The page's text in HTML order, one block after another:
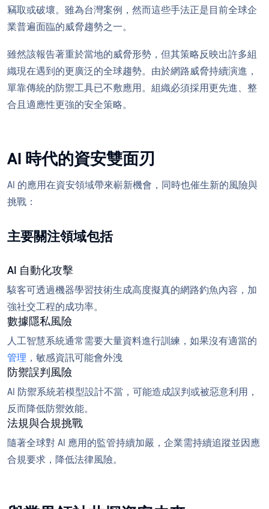
竊取或破壞。雖為台灣案例，然而這些手法正是目前全球企
業普遍面臨的威脅趨勢之一。
雖然該報告著重於當地的威脅形勢，但其策略反映出許多組
織現在遇到的更廣泛的全球趨勢。由於網路威脅持續演進，
單靠傳統的防禦工具已不敷應用。組織必須採用更先進、整
合且適應性更強的安全策略。
AI 時代的資安雙面刃
AI 的應用在資安領域帶來嶄新機會，同時也催生新的風險與
挑戰：
主要關注領域包括
AI 自動化攻擊
駭客可透過機器學習技術生成高度擬真的網路釣魚內容，加
強社交工程的成功率。
數據隱私風險
人工智慧系統通常需要大量資料進行訓練，如果沒有適當的
管理 ，敏感資訊可能會外洩
防禦誤判風險
AI 防禦系統若模型設計不當，可能造成誤判或被惡意利用，
反而降低防禦效能。
法規與合規挑戰
隨著全球對 AI 應用的監管持續加嚴，企業需持續追蹤並因應
合規要求，降低法律風險。